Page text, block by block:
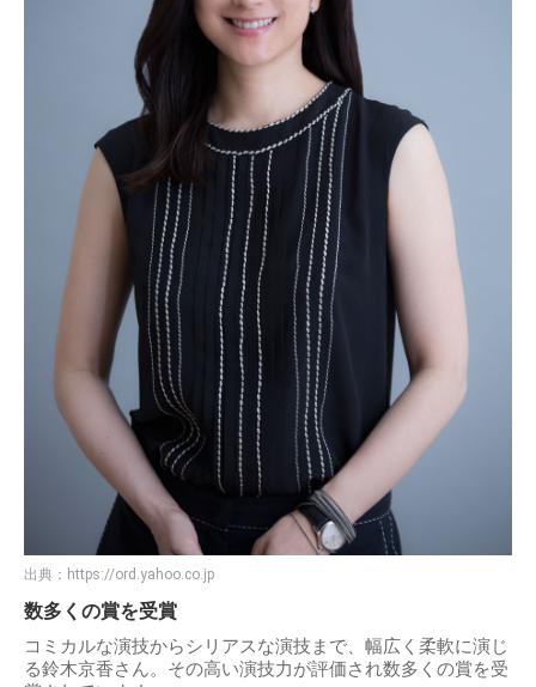
出典： https://ord.yahoo.co.jp
数多くの賞を受賞
コミカルな演技からシリアスな演技まで、幅広く柔軟に演じ
る鈴木京香さん。その高い演技力が評価され数多くの賞を受